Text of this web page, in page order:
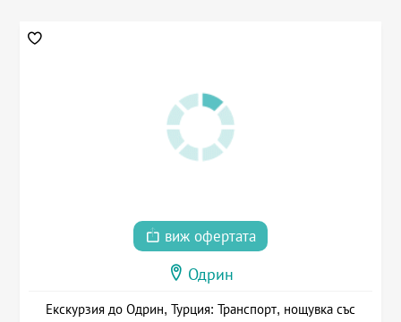
виж офертата
Одрин
Екскурзия до Одрин, Турция: Транспорт, нощувка със